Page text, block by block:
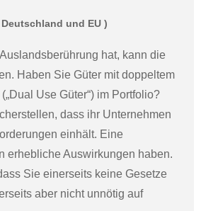
und EU )
hat, kann die
Haben Sie Güter mit doppeltem
Use Güter“) im Portfolio?
dass ihr Unternehmen
einhält. Eine
erhebliche Auswirkungen haben.
Sie einerseits keine Gesetze
aber nicht unnötig auf